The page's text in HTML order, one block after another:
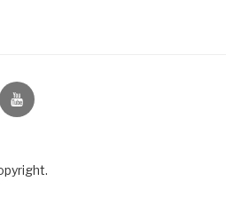
VIDICOM
auf